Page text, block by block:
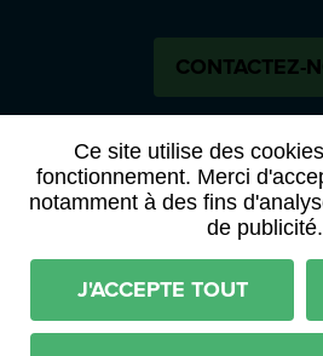
Ce site utilise des
fonctionnement. Merci
notamment à des fins
de publicité.
J'ACCEPTE TOUT
CONTACTEZ-
APPELS À
ACTES ET
Mentions légales RGPD